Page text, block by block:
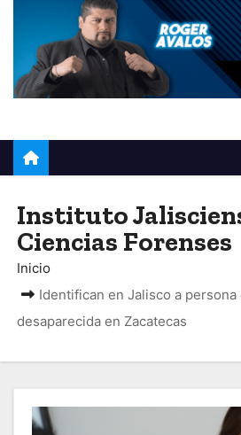
Instituto
Ciencias Forenses
Inicio
Identifican en Jalisco a
desaparecida en Zacatecas